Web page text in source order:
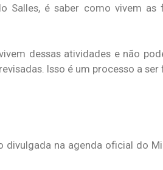
Salles, é saber como vivem
dessas atividades e não
Isso é um processo a ser
divulgada na agenda oficial do